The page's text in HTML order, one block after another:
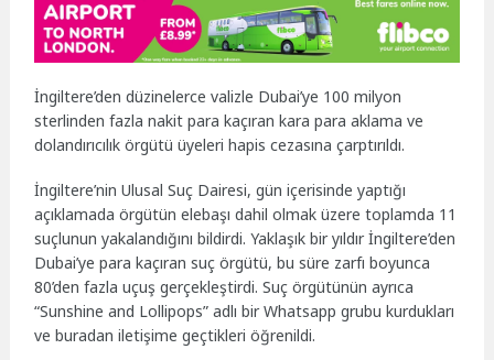
İngiltere’den düzinelerce valizle Dubai’ye 100 milyon
sterlinden fazla nakit para kaçıran kara para aklama ve
dolandırıcılık örgütü üyeleri hapis cezasına çarptırıldı.
İngiltere’nin Ulusal Suç Dairesi, gün içerisinde yaptığı
açıklamada örgütün elebaşı dahil olmak üzere toplamda 11
suçlunun yakalandığını bildirdi. Yaklaşık bir yıldır İngiltere’den
Dubai’ye para kaçıran suç örgütü, bu süre zarfı boyunca
80’den fazla uçuş gerçekleştirdi. Suç örgütünün ayrıca
“Sunshine and Lollipops” adlı bir Whatsapp grubu kurdukları
ve buradan iletişime geçtikleri öğrenildi.